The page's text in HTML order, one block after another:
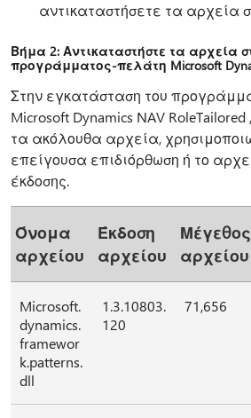
αντικαταστήσετε τα αρχεία
Βήμα 2: Αντικαταστήστε τα αρχεία
προγράμματος-πελάτη Microsoft
Στην εγκατάσταση του
Microsoft Dynamics NAV
τα ακόλουθα αρχεία,
επείγουσα επιδιόρθωση ή το
έκδοσης.
Όνομα
αρχείου
Έκδοση
αρχείου
Μέγεθος
αρχείου
Microsoft.
dynamics.
framewor
k.patterns.
dll
1.3.10803.
120
71,656